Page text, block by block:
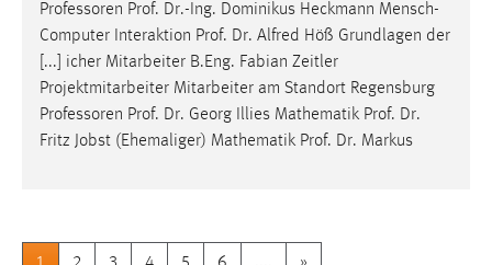
Professoren Prof. Dr.-Ing. Dominikus Heckmann Mensch-
Computer Interaktion Prof. Dr. Alfred Höß Grundlagen der
[...] icher Mitarbeiter B.Eng. Fabian Zeitler
Projektmitarbeiter Mitarbeiter am Standort Regensburg
Professoren Prof. Dr. Georg Illies Mathematik Prof. Dr.
Fritz Jobst (Ehemaliger) Mathematik Prof. Dr. Markus